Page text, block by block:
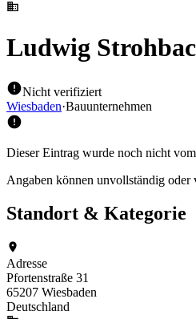
Ludwig
Nicht verifiziert
Wiesbaden·Bauunternehmen
Dieser Eintrag wurde noch nicht
Angaben können unvollständig oder
Standort & Kategorie
Adresse
Pfortenstraße 31
65207 Wiesbaden
Deutschland